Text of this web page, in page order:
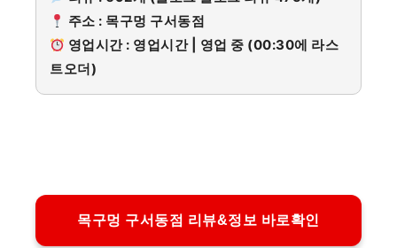
주소 : 목구멍 구서동점
영업시간 : 영업시간 | 영업 중 (00:30에 라스
트오더)
목구멍 구서동점 리뷰&정보 바로확인